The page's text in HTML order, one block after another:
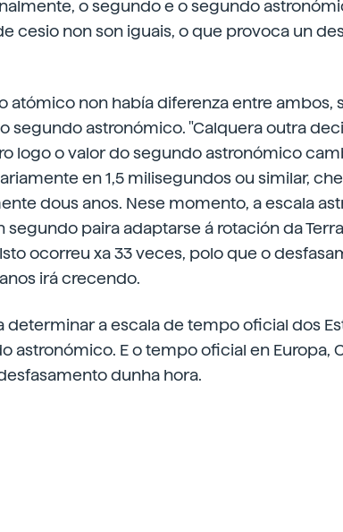
o segundo e o segundo
cesio non son iguais, o que provoca un
atómico non había diferenza entre ambos,
segundo astronómico. "Calquera outra
logo o valor do segundo astronómico
en 1,5 milisegundos ou similar,
dous anos. Nese momento, a escala
paira adaptarse á rotación da
ocorreu xa 33 veces, polo que o
irá crecendo.
a escala de tempo oficial dos
astronómico. E o tempo oficial en Europa,
dunha hora.